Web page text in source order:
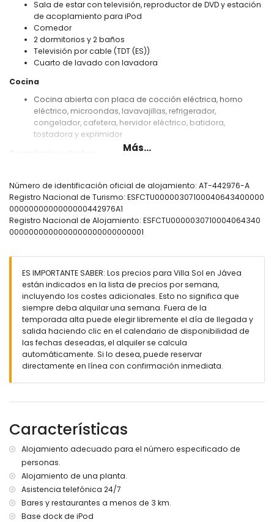
Sala de estar con televisión, reproductor de DVD y estación
de acoplamiento para iPod
Comedor
2 dormitorios y 2 baños
Televisión por cable (TDT (ES))
Cuarto de lavado con lavadora
Cocina
Cocina abierta con placa de cocción eléctrica, horno
eléctrico, microondas, lavavajillas, refrigerador,
congelador, cafetera, hervidor eléctrico, batidora,
tostadora y exprimidor
suite
Dormitorio con 2 camas individuales y ventilador
Baño en suite con lavabo individual, ducha y WC
Baño con lavabo individual, ducha y WC
Exterior de la villa
Terreno cerrado
Jardín con grava, árboles y muebles de jardín con
tumbonas
2 terrazas
Barbacoa
Ducha exterior
Zona de estar al aire libre y zona de comedor exterior
Espacio de aparcamiento privado cubierto
Más información
Pueblo más cercano: Jávea (a menos de 5 kilómetros de
Playa más cercana: El Arenal, Jávea (a menos de 3
Puerto más cercano: Duanes del Mar, Jávea (a menos de 5
kilómetros de la villa)
Parque más cercano: Parque Pinosol, Jávea (a menos de 3
kilómetros de la villa)
Aeropuerto más cercano: Alicante (a menos de 100
kilómetros de la villa)
Más...
Número de identificación oficial de alojamiento: AT-442976-A
Registro Nacional de Turismo: ESFCTU00000307100040643400000
0000000000000000442976A1
Registro Nacional de Alojamiento: ESFCTU0000030710004064340
0000000000000000000000000001
ES IMPORTANTE SABER: Los precios para Villa Sol en Jávea
están indicados en la lista de precios por semana,
incluyendo los costes adicionales. Esto no significa que
siempre deba alquilar una semana. Fuera de la
temporada alta puede elegir libremente el día de llegada y
salida haciendo clic en el calendario de disponibilidad de
las fechas deseadas, el alquiler se calcula
automáticamente. Si lo desea, puede reservar
directamente en línea con confirmación inmediata.
Características
Alojamiento adecuado para el número especificado de
personas.
Alojamiento de una planta.
Asistencia telefónica 24/7
Bares y restaurantes a menos de 3 km.
Base dock de iPod